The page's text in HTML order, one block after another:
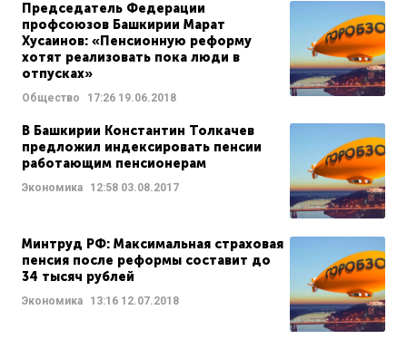
Председатель Федерации
профсоюзов Башкирии Марат
Хусаинов: «Пенсионную реформу
хотят реализовать пока люди в
отпусках»
Общество 17:26 19.06.2018
В Башкирии Константин Толкачев
предложил индексировать пенсии
работающим пенсионерам
Экономика 12:58 03.08.2017
Минтруд РФ: Максимальная страховая
пенсия после реформы составит до
34 тысяч рублей
Экономика 13:16 12.07.2018